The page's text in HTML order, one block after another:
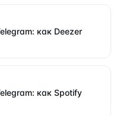
как Deezer
как Spotify